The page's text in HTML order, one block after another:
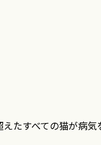
たすべての猫が病